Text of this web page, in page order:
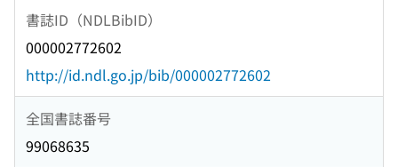
書誌ID（NDLBibID）
000002772602
http://id.ndl.go.jp/bib/000002772602
全国書誌番号
99068635